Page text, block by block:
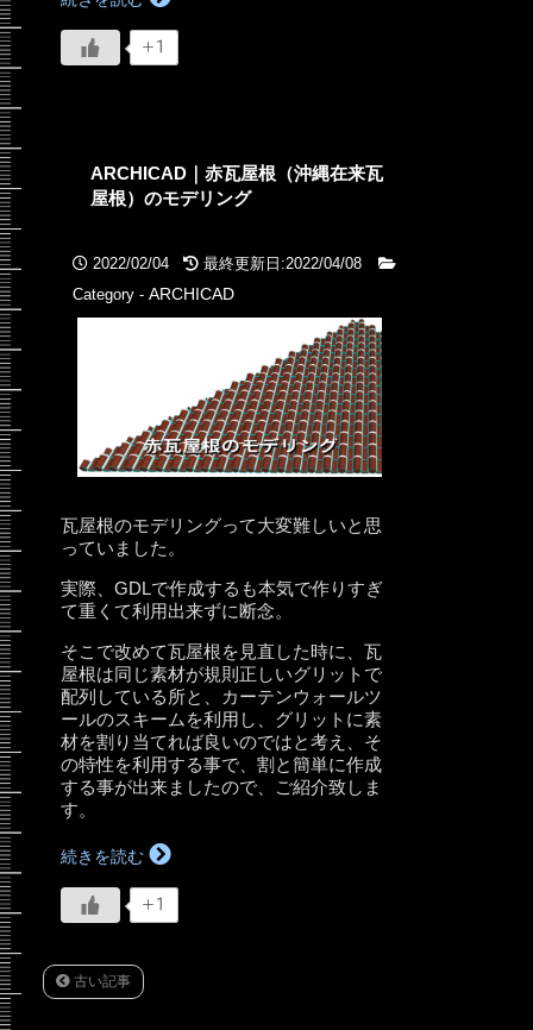
+1
ARCHICAD｜赤瓦屋根（沖縄在来瓦
屋根）のモデリング
2022/02/04
最終更新日:2022/04/08
Category - ARCHICAD
瓦屋根のモデリングって大変難しいと思
っていました。
実際、GDLで作成するも本気で作りすぎ
て重くて利用出来ずに断念。
そこで改めて瓦屋根を見直した時に、瓦
屋根は同じ素材が規則正しいグリットで
配列している所と、カーテンウォールツ
ールのスキームを利用し、グリットに素
材を割り当てれば良いのではと考え、そ
の特性を利用する事で、割と簡単に作成
する事が出来ましたので、ご紹介致しま
す。
続きを読む
+1
古い記事